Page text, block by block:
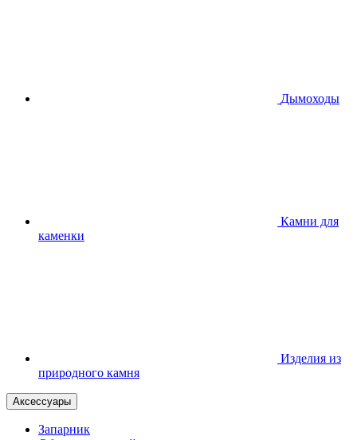
Дымоходы
Камни для
каменки
Изделия из
природного камня
Аксессуары
Запарник